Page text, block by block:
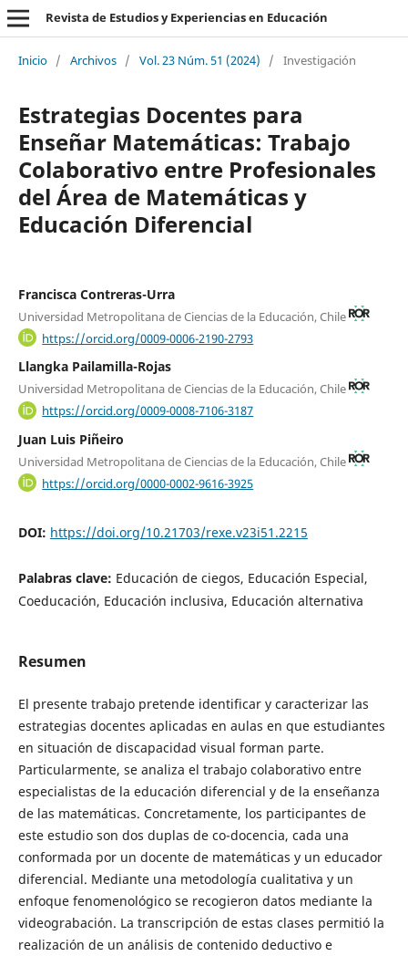
Revista de Estudios y Experiencias en Educación
Inicio / Archivos / Vol. 23 Núm. 51 (2024) / Investigación
Estrategias Docentes para
Enseñar Matemáticas: Trabajo
Colaborativo entre Profesionales
del Área de Matemáticas y
Educación Diferencial
Francisca Contreras-Urra
Universidad Metropolitana de Ciencias de la Educación, Chile
https://orcid.org/0009-0006-2190-2793
Llangka Pailamilla-Rojas
Universidad Metropolitana de Ciencias de la Educación, Chile
https://orcid.org/0009-0008-7106-3187
Juan Luis Piñeiro
Universidad Metropolitana de Ciencias de la Educación, Chile
https://orcid.org/0000-0002-9616-3925
DOI: https://doi.org/10.21703/rexe.v23i51.2215
Palabras clave: Educación de ciegos, Educación Especial,
Coeducación, Educación inclusiva, Educación alternativa
Resumen
El presente trabajo pretende identificar y caracterizar las
estrategias docentes aplicadas en aulas en que estudiantes
en situación de discapacidad visual forman parte.
Particularmente, se analiza el trabajo colaborativo entre
especialistas de la educación diferencial y de la enseñanza
de las matemáticas. Concretamente, los participantes de
este estudio son dos duplas de co-docencia, cada una
conformada por un docente de matemáticas y un educador
diferencial. Mediante una metodología cualitativa y un
enfoque fenomenológico se recogieron datos mediante la
videograbación. La transcripción de estas clases permitió la
realización de un análisis de contenido deductivo e